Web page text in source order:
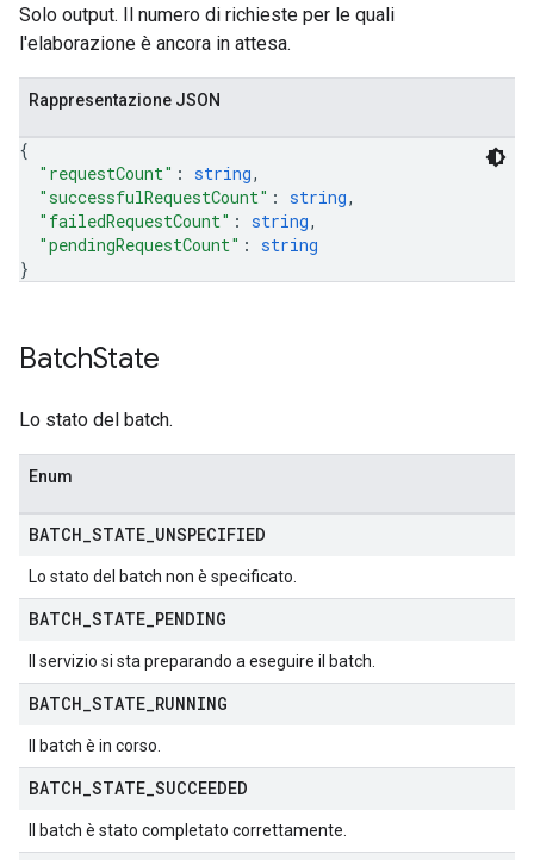
Solo output. Il numero di richieste per le quali
l'elaborazione è ancora in attesa.
Rappresentazione JSON
{
"requestCount" : string,
"successfulRequestCount" : string,
"failedRequestCount" : string,
"pendingRequestCount" : string
}
BatchState
Lo stato del batch.
Enum
BATCH STATE UNSPECIFIED
Lo stato del batch non è specificato.
BATCH STATE PENDING
Il servizio si sta preparando a eseguire il batch.
BATCH STATE RUNNING
Il batch è in corso.
BATCH STATE SUCCEEDED
Il batch è stato completato correttamente.